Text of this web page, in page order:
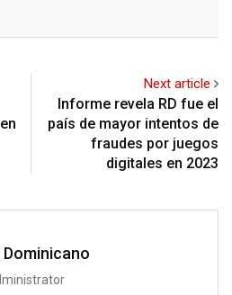
Next article
Informe revela RD fue el
país de mayor intentos de
fraudes por juegos
digitales en 2023
Dominicano